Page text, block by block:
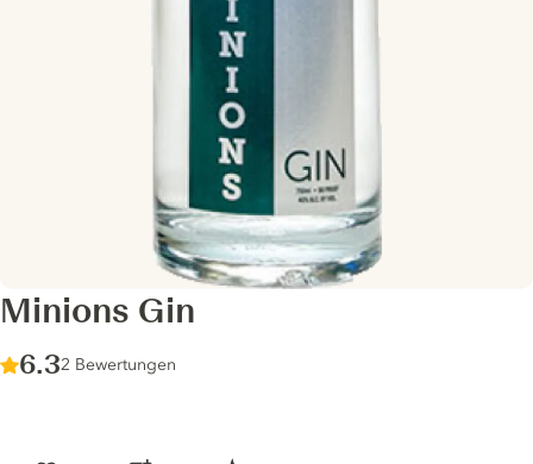
Minions Gin
Score :
6.3/ 10
2 Bewertungen